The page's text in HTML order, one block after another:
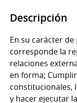
Descripción
En su carácter
corresponde la
relaciones
en forma;
constitucionales,
y hacer ejecutar